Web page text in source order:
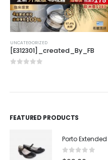
UNCATEGORIZED
[E312301]_created_By_FB
FEATURED PRODUCTS
Porto
0 out of 5